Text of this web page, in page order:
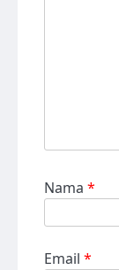
Nama *
Email *